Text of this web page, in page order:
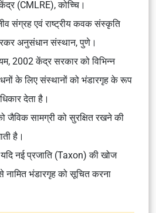
केंद्र (CMLRE), कोच्चि।
संग्रह एवं राष्ट्रीय कवक संस्कृति
अनुसंधान संस्थान, पुणे।
2002 केंद्र सरकार को विभिन्न
के लिए संस्थानों को भंडारगृह के रूप
देता है।
जैविक सामग्री को सुरक्षित रखने की
है।
यदि नई प्रजाति (Taxon) की खोज
नामित भंडारगृह को सूचित करना